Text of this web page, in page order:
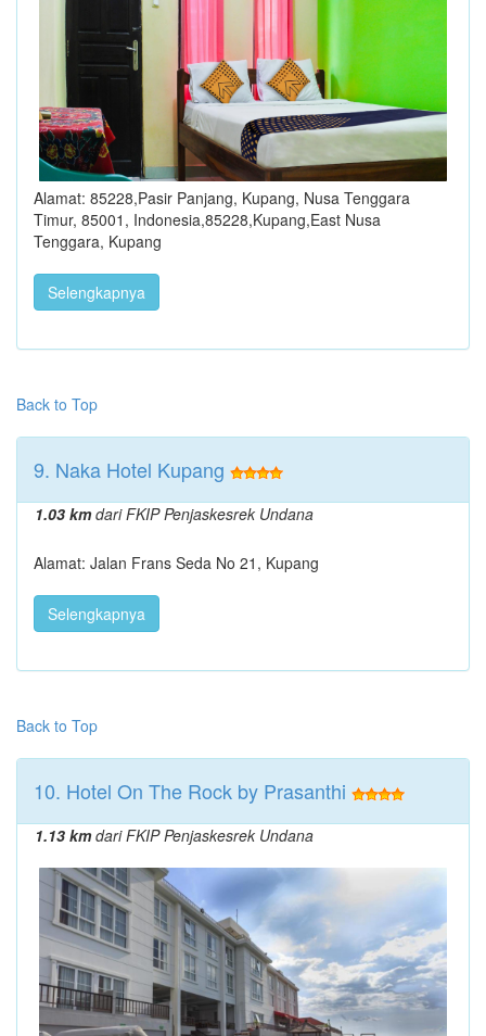
Alamat: 85228,Pasir Panjang, Kupang, Nusa Tenggara
Timur, 85001, Indonesia,85228,Kupang,East Nusa
Tenggara, Kupang
Selengkapnya
Back to Top
9. Naka Hotel Kupang
1.03 kmdari FKIP Penjaskesrek Undana
Alamat: Jalan Frans Seda No 21, Kupang
Selengkapnya
Back to Top
10. Hotel On The Rock by Prasanthi
1.13 kmdari FKIP Penjaskesrek Undana